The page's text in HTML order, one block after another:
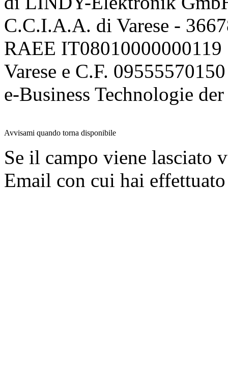
C.C.I.A.A. di Varese -
RAEE
Varese e C.F. 09555570150
e-Business Technologie
Avvisami quando torna disponibile
Se il campo viene lasciato
Email con cui hai